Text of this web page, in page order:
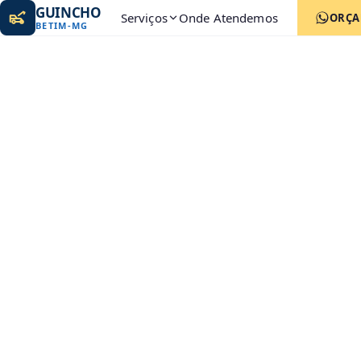
GUINCHO
BETIM-MG Serviços Onde Atendemos